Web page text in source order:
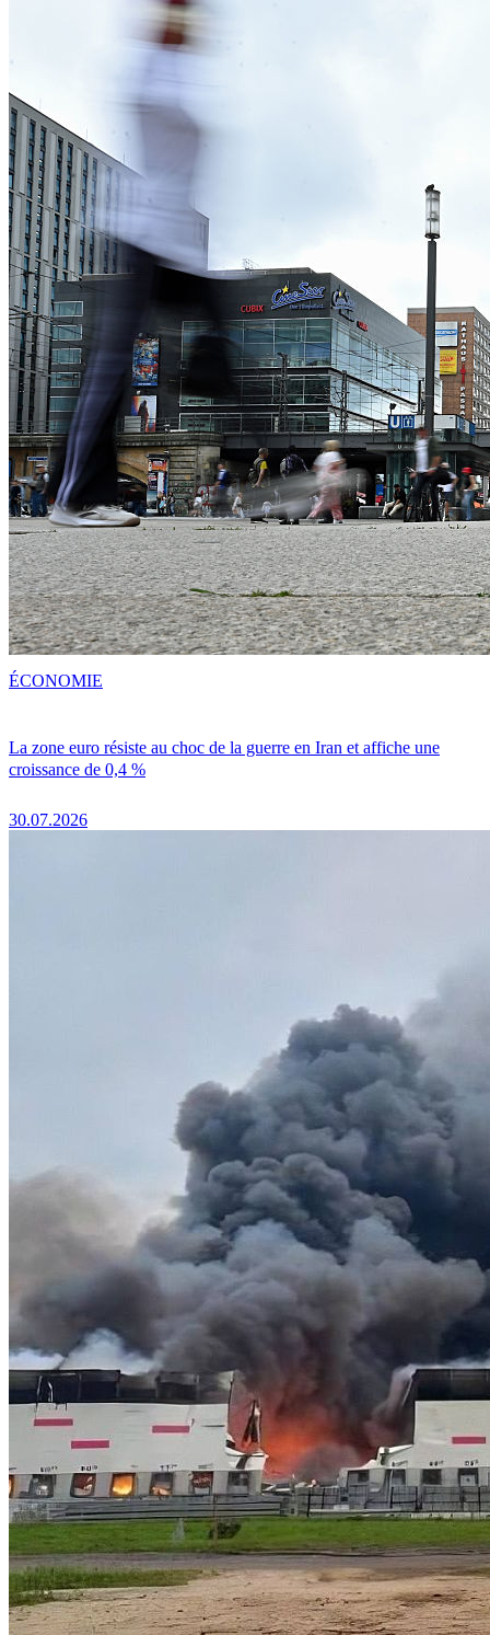
La zone euro résiste au choc de la guerre en Iran et affiche une
croissance de 0,4 %
30.07.2026
ÉCONOMIE